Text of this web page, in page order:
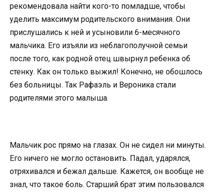
рекомендовала найти кого-то помладше, чтобы
уделить максимум родительского внимания. Они
прислушались к ней и усыновили 6-месячного
мальчика. Его изъяли из неблагополучной семьи
после того, как родной отец швырнул ребенка об
стенку. Как он только выжил! Конечно, не обошлось
без больницы. Так Рафаэль и Вероника стали
родителями этого малыша.
Мальчик рос прямо на глазах. Он не сидел ни минуты.
Его ничего не могло остановить. Падал, ударялся,
отряхивался и бежал дальше. Кажется, он вообще не
знал, что такое боль. Старший брат этим пользовался